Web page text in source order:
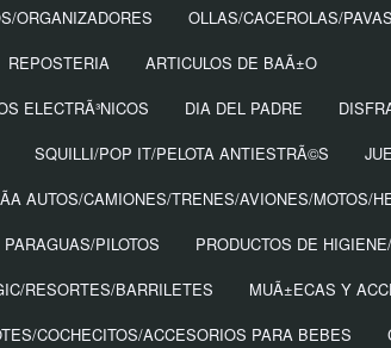
ORGANIZADORES
OLLAS/CACEROLAS/
REPOSTERIA
ARTICULOS DE BAÃ±O
ELECTRÃ³NICOS DIA DEL PADRE
SQUILLI/POP IT/PELOTA ANTIESTRÃ©S
AUTOS/CAMIONES/TRENES/AVIONES/MOTOS/
PARAGUAS/PILOTOS
PRODUCTOS DE
RESORTES/BARRILETES
MUÃ±ECAS Y
COCHECITOS/ACCESORIOS PARA BEBES